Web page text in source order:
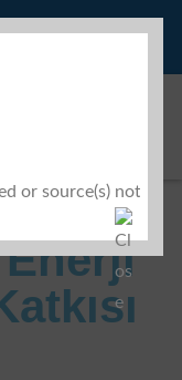
or source(s) not
wp-content/